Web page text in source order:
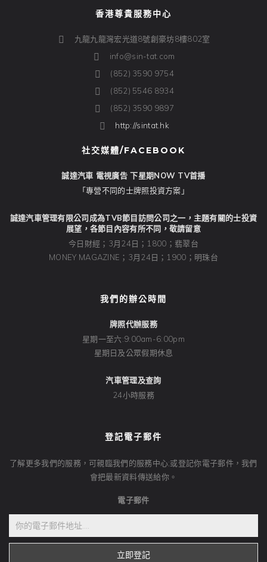
香港尊貴服務中心
九龍九龍灣宏光道8號創豪坊8樓802室
info@sin-tat.com
(852) 3590 9754
(852) 5546 8934
(852) 3590 9897
http://sintat.hk
社交媒體/FACEBOOK
誠達汽車 電視廣告 下星期NOW TV首播
「專營不同的士牌照投資方案」
誠達汽車管理有限公司成為TVB節目訪問公司之一，主題有關的士投資
展望，各節目內容有所不同，敬請留意
今日財經；3月24日；1800；翡翠台
MONEY MAGAZINE；3月24日；1900；明珠台
我們的辦公時間
牌照代辦服務
星期一至六:9:00am-6:00pm
星期日及公眾假期休息
汽車管理及查詢
24小時服務
登記電子郵件
了解更多我們的服務，可親臨我們的服務中心;或登記你電子郵件，我們
會把最新資料傳送給你。
電子郵件
立即登記